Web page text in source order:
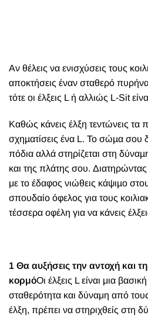
Αν θέλεις να ενισχύσεις τους
αποκτήσεις έναν σταθερό
τότε οι έλξεις L ή αλλιώς L-Sit
Καθώς κάνεις έλξη τεντώνεις τα
σχηµατίσεις ένα L. Το σώµα σου
πόδια αλλά στηρίζεται στη
και της πλάτης σου.
με το έδαφος νιώθεις κάψιµο
σπουδαίο όφελος για τους
τέσσερα οφέλη για να κάνεις
1 Θα αυξήσεις την αντοχή και
κορμόΟι έλξεις L είναι μια
σταθερότητα και δύναμη από
έλξη, πρέπει να στηριχθείς στη